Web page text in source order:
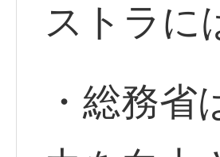
ストラに
・総務